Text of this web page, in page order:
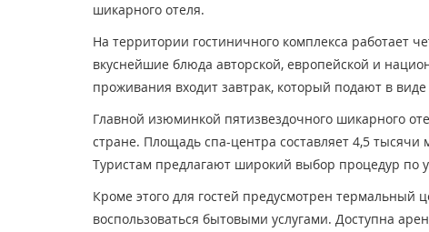
шикарного отеля.
На территории гостиничного комплекса работает
вкуснейшие блюда авторской, европейской и
проживания входит завтрак, который подают в виде
Главной изюминкой пятизвездочного шикарного
стране. Площадь спа-центра составляет 4,5
Туристам предлагают широкий выбор процедур по
Кроме этого для гостей предусмотрен
воспользоваться бытовыми услугами. Доступна